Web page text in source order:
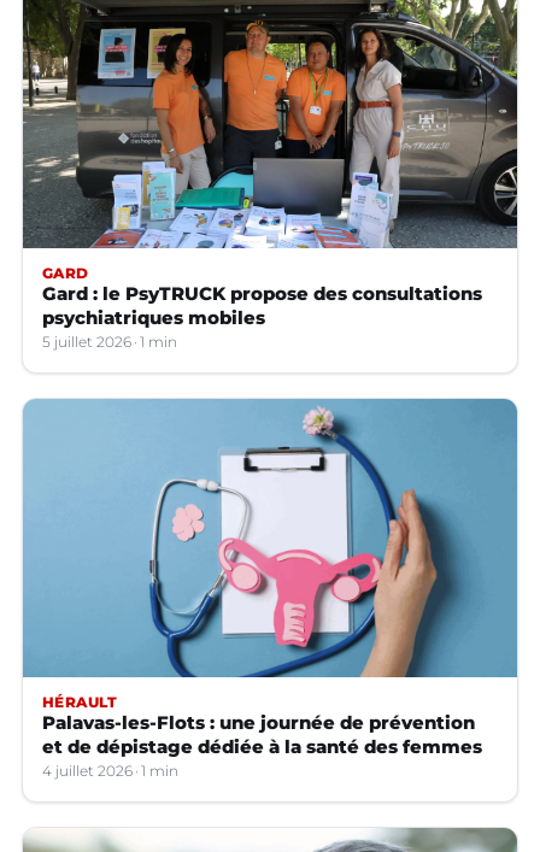
GARD
Gard : le PsyTRUCK propose des consultations
psychiatriques mobiles
5 juillet 2026 1 min
HÉRAULT
Palavas-les-Flots : une journée de prévention
et de dépistage dédiée à la santé des femmes
4 juillet 2026 1 min